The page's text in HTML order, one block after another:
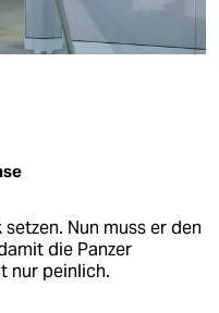
Nun muss er den
die Panzer
nur peinlich.